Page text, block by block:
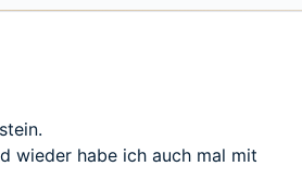
wieder habe ich auch mal mit